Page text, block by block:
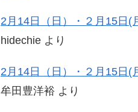
2月14日（日）・２月15日(
hidechie より
2月14日（日）・２月15日(
牟田豊洋裕 より